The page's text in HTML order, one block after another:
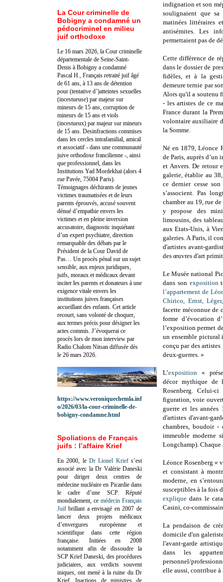
indignation et son
soulignaient que
matinées littéraires
antisémites. Les
permettaient pas de
Cette différence de
dans le dossier de
fidèles, et à la
demeure ternie par
Alors qu'il a soutenu
- les artistes de ce
France durant la
volontaire auxiliaire
la Somme.
Né en 1879,Léonce
de Paris, auprès
et Anvers. De retour
galerie, établie au
ce dernier cesse
s’associent. Pas
chambre au 19, rue
y propose des
limousins, des
aux Etats-Unis, à
galeries. A Paris, il
d'artistes avant-
des œuvres d'art
Le Musée national
dans son exposition
l’appartement de
Chirico, Ernst,
facette méconnue de
forme d’évocation
l’exposition permet
un ensemble pictural
conçu par des artistes
deux-guerres. »
L’exposition «
décor mythique de
Rosenberg. Celui-
figuration, voie
guerre et les
d'artistes d'avant-
chambres, boudoir -
immeuble moderne
Longchamp).
Léonce Rosenberg «
et consistant à
moderne, en
susceptibles à la fois
explique dans le
Casini, co-
La pendaison de
domicile d'un
l'avant-garde
dans les
personnel/
elle aussi, contribue
La Cour criminelle de
Bobigny a condamné un
pédocriminel en milieu
juif orthodoxe
Le 16 mars 2026, la Cour criminelle
départementale de Seine-Saint-
Denis à Bobigny a condamné
Pascal H., Français retraité juif âgé
de 61 ans, à 13 ans de détention
pour (tentative d’)atteintes sexuelles
(incestueuse) par majeur sur
mineurs de 15 ans, corruption de
mineurs de 15 ans et viols
(incestueux) par majeur sur mineurs
de 15 ans. Desinfractions commises
dans les cercles intrafamilial, amical
et associatif - dans une communauté
juive orthodoxe francilienne -, ainsi
que professionnel, dans les
Institutions Yad Mordekhaï (alors 4
rue Pavée, 75004 Paris).
Témoignages déchirants de jeunes
victimes traumatisées et de leurs
parents éprouvés, accusé souvent
dénué d’empathie envers les
victimes et en pleine inversion
accusatoire, diagnostic inquiétant
d’un expert psychiatre, direction
remarquable des débats par le
Président de la Cour David de
Pas… Un procès pénal sur un sujet
sensible, aux enjeux juridiques,
juifs, moraux et médicaux devant
inciter les parents et donateurs à une
exigence vitale envers les
institutions juives françaises
accueillant des enfants. Cet article
recourt, sans volonté de choquer,
aux termes précis pour désigner les
actes commis. J’évoquerai ce
procès lors de mon interview par
Radio Chalom Nitsan diffusée dès
le 26 mars 2026.
https://www.veroniquechemla.inf
o/2026/03/la-cour-criminelle-de-
bobigny-condamne.html
Spoliations de Français
juifs : l’affaire Krief
En 2000, le Dr Lionel Kriefs’est
associé avec la Dr Valérie Daneski
pour diriger deux centres de
médecine nucléaire en Picardie dans
le cadre d’une SCP. Réputé
mondialement, ce médecin Français
Juif brillant a envisagé en 2007 de
lancer deux projets médicaux
d’envergures européenne et
scientifique dans cette région
française. Initiées en 2008
notamment afin de dissoudre la
SCP Krief Daneski, des procédures
judiciaires, aux verdicts souvent
iniques, ont mené à la ruine du Dr
Krief.Inactions de ministres de